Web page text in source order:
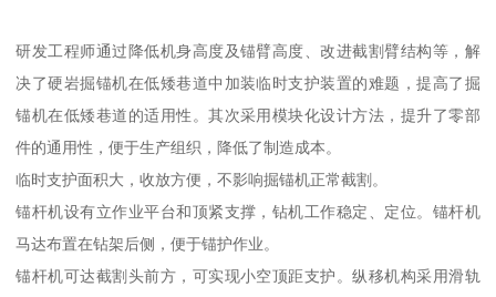
研发工程师通过降低机身高度及锚臂高度、改进截割臂结构等，解
决了硬岩掘锚机在低矮巷道中加装临时支护装置的难题，提高了掘
锚机在低矮巷道的适用性。其次采用模块化设计方法，提升了零部
件的通用性，便于生产组织，降低了制造成本。
临时支护面积大，收放方便，不影响掘锚机正常截割。
锚杆机设有立作业平台和顶紧支撑，钻机工作稳定、定位。锚杆机
马达布置在钻架后侧，便于锚护作业。
锚杆机可达截割头前方，可实现小空顶距支护。纵移机构采用滑轨